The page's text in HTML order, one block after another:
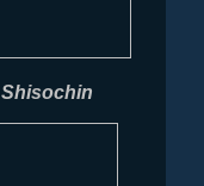
Shisochin